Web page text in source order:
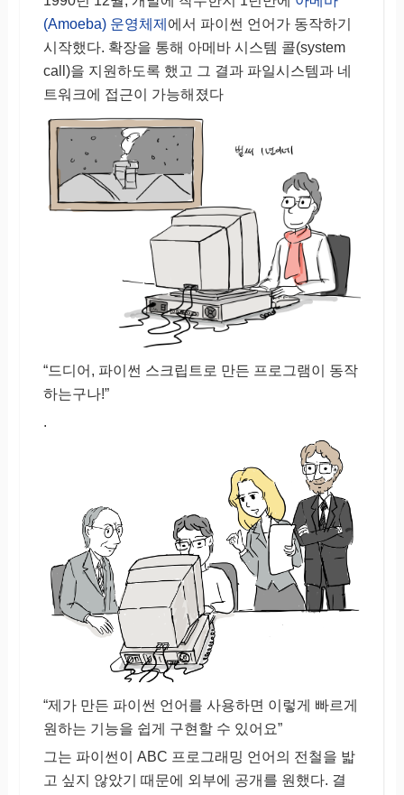
(Amoeba) 운영체제 에서 파이썬 언어가 동작하기
시작했다. 확장을 통해 아메바 시스템 콜(system
call)을 지원하도록 했고 그 결과 파일시스템과 네
트워크에 접근이 가능해졌다
“드디어, 파이썬 스크립트로 만든 프로그램이 동작
하는구나!”
.
“제가 만든 파이썬 언어를 사용하면 이렇게 빠르게
원하는 기능을 쉽게 구현할 수 있어요”
그는 파이썬이 ABC 프로그래밍 언어의 전철을 밟
고 싶지 않았기 때문에 외부에 공개를 원했다. 결